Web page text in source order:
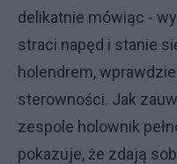
delikatnie mówiąc -
straci napęd i stanie
holendrem,
sterowności. Jak
zespole holownik
pokazuje, że zdają